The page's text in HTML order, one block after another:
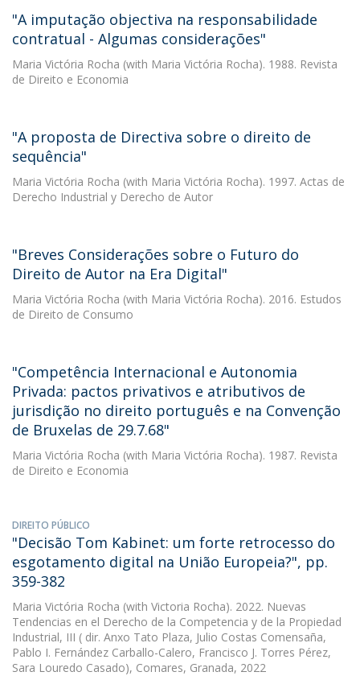
"A imputação objectiva na responsabilidade
contratual - Algumas considerações"
Maria Victória Rocha (with Maria Victória Rocha). 1988. Revista
de Direito e Economia
"A proposta de Directiva sobre o direito de
sequência"
Maria Victória Rocha (with Maria Victória Rocha). 1997. Actas de
Derecho Industrial y Derecho de Autor
"Breves Considerações sobre o Futuro do
Direito de Autor na Era Digital"
Maria Victória Rocha (with Maria Victória Rocha). 2016. Estudos
de Direito de Consumo
"Competência Internacional e Autonomia
Privada: pactos privativos e atributivos de
jurisdição no direito português e na Convenção
de Bruxelas de 29.7.68"
Maria Victória Rocha (with Maria Victória Rocha). 1987. Revista
de Direito e Economia
DIREITO PÚBLICO
"Decisão Tom Kabinet: um forte retrocesso do
esgotamento digital na União Europeia?", pp.
359-382
Maria Victória Rocha (with Victoria Rocha). 2022. Nuevas
Tendencias en el Derecho de la Competencia y de la Propiedad
Industrial, III ( dir. Anxo Tato Plaza, Julio Costas Comensaña,
Pablo I. Fernández Carballo-Calero, Francisco J. Torres Pérez,
Sara Louredo Casado), Comares, Granada, 2022